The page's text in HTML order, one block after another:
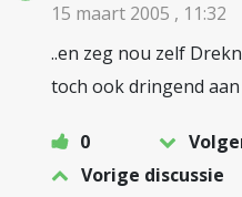
15 maart 2005 , 11:32
..en zeg nou zelf
toch ook dringend
0
Vorige discussie